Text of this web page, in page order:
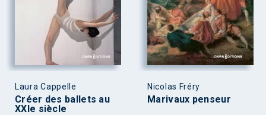
Laura Cappelle
Créer des ballets au
XXIe siècle
Nicolas Fréry
Marivaux penseur